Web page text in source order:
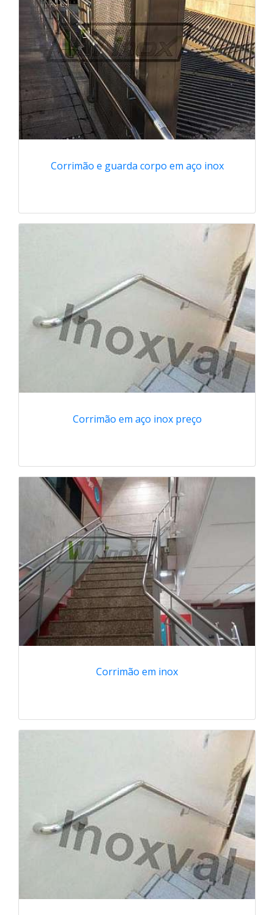
Corrimão e guarda corpo em aço inox
Corrimão em aço inox preço
Corrimão em inox